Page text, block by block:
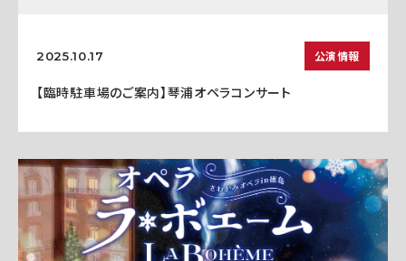
2025.10.17 公演情報
【臨時駐車場のご案内】琴浦オペラコンサート